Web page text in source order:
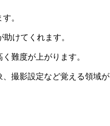
。
けてくれます。
難度が上がります。
撮影設定など覚える領域が